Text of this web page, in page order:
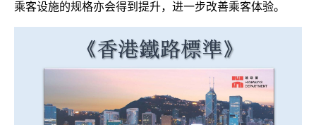
乘客设施的规格亦会得到提升，进一步改善乘客体验。